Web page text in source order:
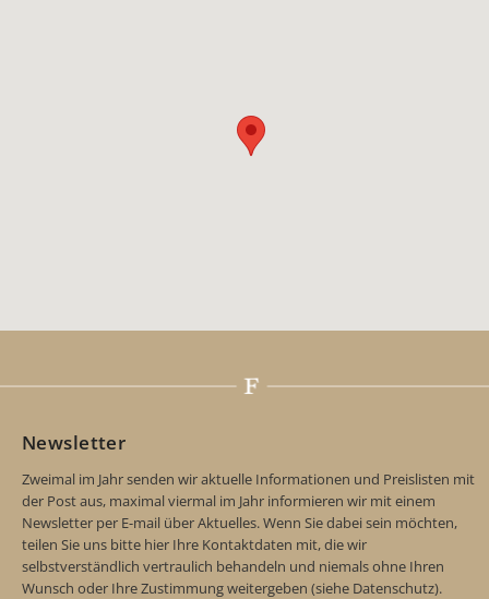
Newsletter
Zweimal im Jahr senden wir aktuelle Informationen und Preislisten mit
der Post aus, maximal viermal im Jahr informieren wir mit einem
Newsletter per E-mail über Aktuelles. Wenn Sie dabei sein möchten,
teilen Sie uns bitte hier Ihre Kontaktdaten mit, die wir
selbstverständlich vertraulich behandeln und niemals ohne Ihren
Wunsch oder Ihre Zustimmung weitergeben (siehe Datenschutz).